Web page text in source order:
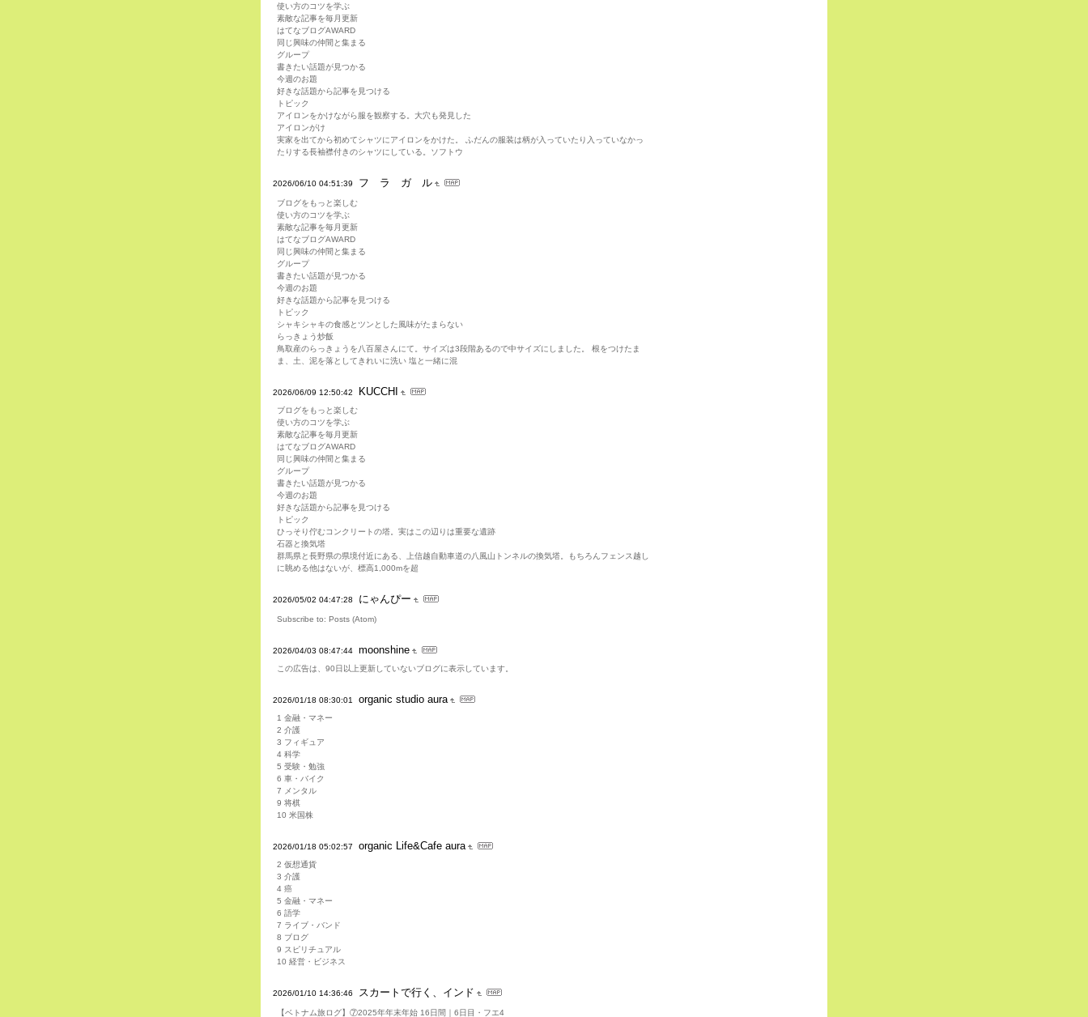
使い方のコツを学ぶ
素敵な記事を毎月更新
はてなブログAWARD
同じ興味の仲間と集まる
グループ
書きたい話題が見つかる
今週のお題
好きな話題から記事を見つける
トピック
アイロンをかけながら服を観察する。大穴も発見した
アイロンがけ
実家を出てから初めてシャツにアイロンをかけた。 ふだんの服装は柄が入っていたり入っていなかっ
たりする長袖襟付きのシャツにしている。ソフトウ
2026/06/10 04:51:39 フ ラ ガ ル
ブログをもっと楽しむ
使い方のコツを学ぶ
素敵な記事を毎月更新
はてなブログAWARD
同じ興味の仲間と集まる
グループ
書きたい話題が見つかる
今週のお題
好きな話題から記事を見つける
トピック
シャキシャキの食感とツンとした風味がたまらない
らっきょう炒飯
鳥取産のらっきょうを八百屋さんにて。サイズは3段階あるので中サイズにしました。 根をつけたま
ま、土、泥を落としてきれいに洗い 塩と一緒に混
2026/06/09 12:50:42 KUCCHI
ブログをもっと楽しむ
使い方のコツを学ぶ
素敵な記事を毎月更新
はてなブログAWARD
同じ興味の仲間と集まる
グループ
書きたい話題が見つかる
今週のお題
好きな話題から記事を見つける
トピック
ひっそり佇むコンクリートの塔。実はこの辺りは重要な遺跡
石器と換気塔
群馬県と長野県の県境付近にある、上信越自動車道の八風山トンネルの換気塔。もちろんフェンス越し
に眺める他はないが、標高1,000mを超
2026/05/02 04:47:28 にゃんぴー
Subscribe to: Posts (Atom)
2026/04/03 08:47:44 moonshine
この広告は、90日以上更新していないブログに表示しています。
2026/01/18 08:30:01 organic studio aura
1 金融・マネー
2 介護
3 フィギュア
4 科学
5 受験・勉強
6 車・バイク
7 メンタル
9 将棋
10 米国株
2026/01/18 05:02:57 organic Life&Cafe aura
2 仮想通貨
3 介護
4 癌
5 金融・マネー
6 語学
7 ライブ・バンド
8 ブログ
9 スピリチュアル
10 経営・ビジネス
2026/01/10 14:36:46 スカートで行く、インド
【ベトナム旅ログ】⑦2025年年末年始 16日間｜6日目・フエ4